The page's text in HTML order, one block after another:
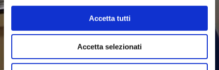
Accetta tutti
Accetta selezionati